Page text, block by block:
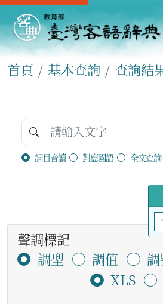
首頁 基本查詢 查詢結
詞目音讀 對應國語 全文查詢
聲調標記
調型
調值
XLS